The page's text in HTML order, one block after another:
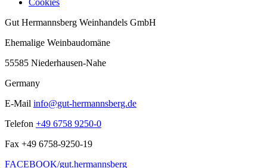
Gut Hermannsberg Weinhandels GmbH
Ehemalige Weinbaudomäne
55585 Niederhausen-Nahe
Germany
E-Mail info@gut-hermannsberg.de
Telefon +49 6758 9250-0
Fax +49 6758-9250-19
FACEBOOK/gut.hermannsberg